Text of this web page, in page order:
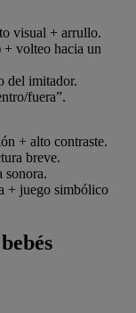
visual + arrullo.
volteo hacia un
del imitador.
fuera”.
+ alto contraste.
breve.
sonora.
+ juego simbólico